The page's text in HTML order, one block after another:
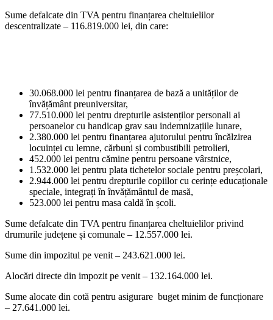
Sume defalcate din TVA pentru finanțarea cheltuielilor
descentralizate – 116.819.000 lei, din care:
30.068.000 lei pentru finanțarea de bază a unităților de
învățământ preuniversitar,
77.510.000 lei pentru drepturile asistenților personali ai
persoanelor cu handicap grav sau indemnizațiile lunare,
2.380.000 lei pentru finanțarea ajutorului pentru încălzirea
locuinței cu lemne, cărbuni și combustibili petrolieri,
452.000 lei pentru cămine pentru persoane vârstnice,
1.532.000 lei pentru plata tichetelor sociale pentru preșcolari,
2.944.000 lei pentru drepturile copiilor cu cerințe educaționale
speciale, integrați în învățământul de masă,
523.000 lei pentru masa caldă în școli.
Sume defalcate din TVA pentru finanțarea cheltuielilor privind
drumurile județene și comunale – 12.557.000 lei.
Sume din impozitul pe venit – 243.621.000 lei.
Alocări directe din impozit pe venit – 132.164.000 lei.
Sume alocate din cotă pentru asigurare buget minim de funcționare
– 27.641.000 lei.